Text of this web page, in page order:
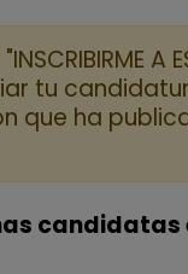
A
tu
que ha
candidatas